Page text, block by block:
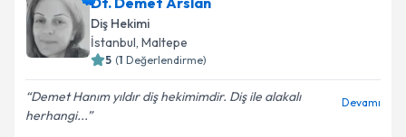
Diş Hekimi
İstanbul, Maltepe
5 (1 Değerlendirme)
Demet Hanım yıldır diş hekimimdir. Diş ile alakalı
herhangi...
Devamı